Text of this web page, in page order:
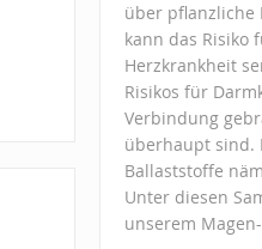
über pflanzliche
kann das Risiko
Herzkrankheit
Risikos für
Verbindung
überhaupt sind.
Ballaststoffe
Unter diesen
unserem